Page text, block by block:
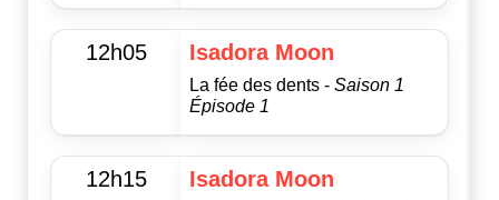
12h05 Isadora Moon
La fée des dents - Saison 1
Épisode 1
12h15 Isadora Moon